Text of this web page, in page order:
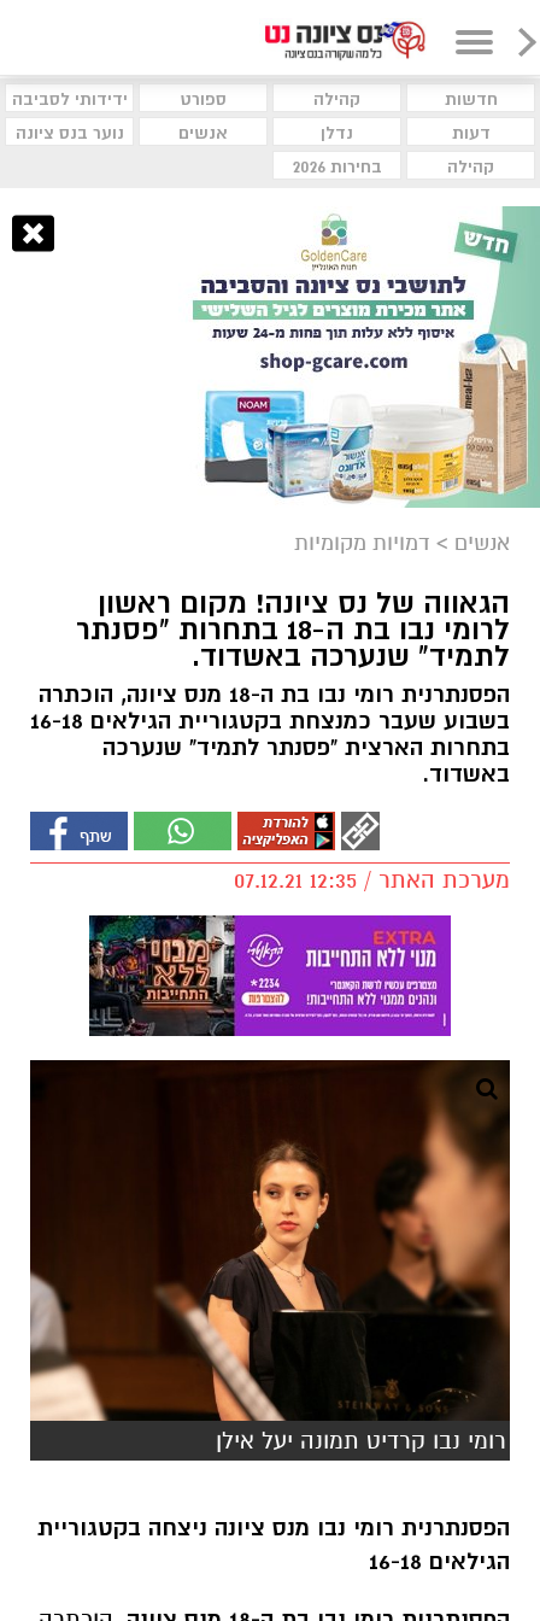
חדשות קהילה ספורט
ידידותי לסביבה
דעות
נדלן אנשים
נוער בנס ציונה
קהילה
בחירות 2026
אנשים > דמויות מקומיות
הגאווה של נס ציונה! מקום ראשון
לרומי נבו בת ה-18 בתחרות "פסנתר
לתמיד" שנערכה באשדוד.
הפסנתרנית רומי נבו בת ה-18 מנס ציונה, הוכתרה
בשבוע שעבר כמנצחת בקטגוריית הגילאים 16-18
בתחרות הארצית "פסנתר לתמיד" שנערכה
באשדוד.
מערכת האתר / 12:35 07.12.21
רומי נבו קרדיט תמונה יעל אילן
הפסנתרנית רומי נבו מנס ציונה ניצחה בקטגוריית
הגילאים 16-18